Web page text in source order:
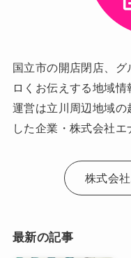
国立市の開店閉店、
ロくお伝えする地域情
運営は立川周辺地域
した企業・株式会社エ
株式会
最新の記事